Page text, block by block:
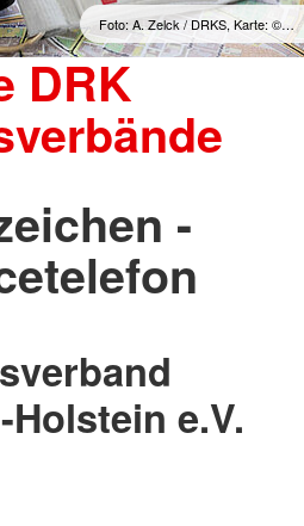
Foto: A. Zelck / DRKS, Karte: ©…
DRK
-
e.V.